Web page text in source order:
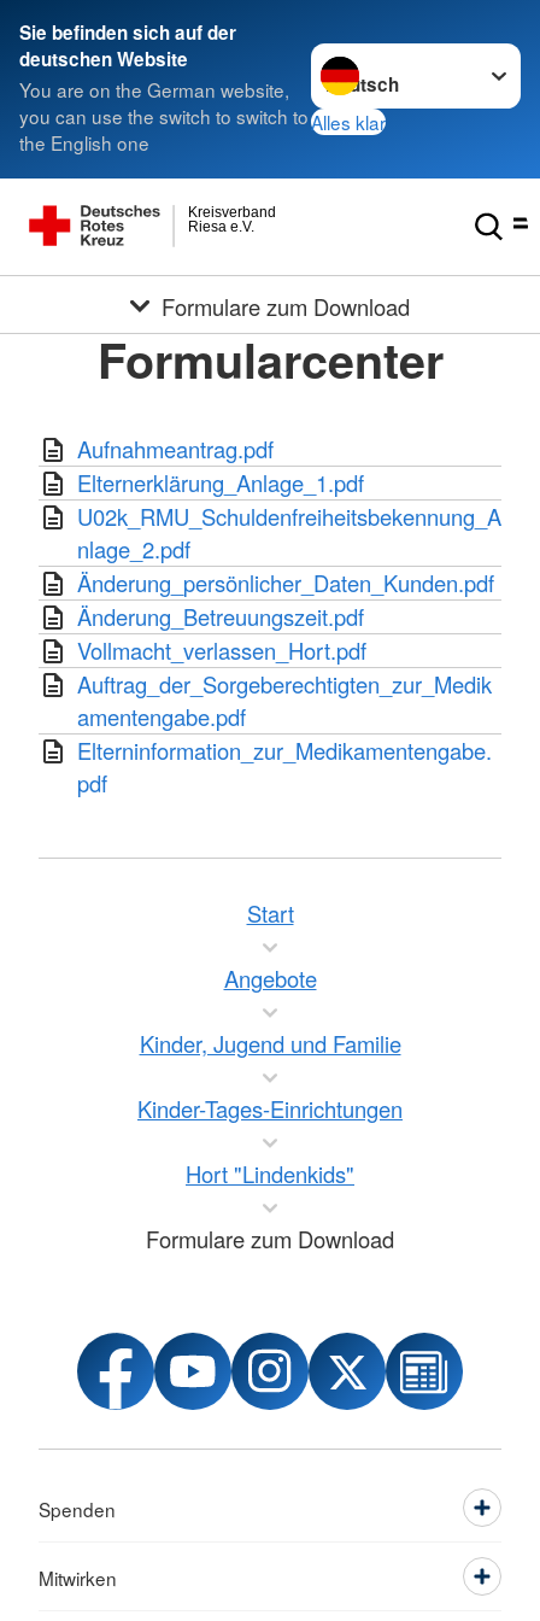
Sie befinden sich auf der
deutschen Website
You are on the German website,
you can use the switch to switch to
the English one
Sprache wechseln zu
Alles klar
Riesa e.V.
Kreisverband
Formulare zum Download
Formularcenter
Aufnahmeantrag.pdf
Elternerklärung_Anlage_1.pdf
U02k_RMU_Schuldenfreiheitsbekennung_A
nlage_2.pdf
Änderung_persönlicher_Daten_Kunden.pdf
Änderung_Betreuungszeit.pdf
Vollmacht_verlassen_Hort.pdf
Auftrag_der_Sorgeberechtigten_zur_Medik
amentengabe.pdf
Elterninformation_zur_Medikamentengabe.
pdf
Start
Angebote
Kinder, Jugend und Familie
Kinder-Tages-Einrichtungen
Hort "Lindenkids"
Formulare zum Download
Spenden
Mitwirken